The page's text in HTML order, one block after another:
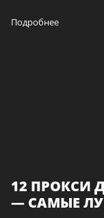
Подробнее
12 ПРОКСИ
— САМЫЕ